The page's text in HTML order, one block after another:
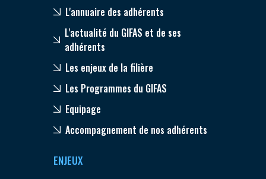
L'annuaire des adhérents
L'actualité du GIFAS et de ses
adhérents
Les enjeux de la filière
Les Programmes du GIFAS
Equipage
Accompagnement de nos adhérents
ENJEUX